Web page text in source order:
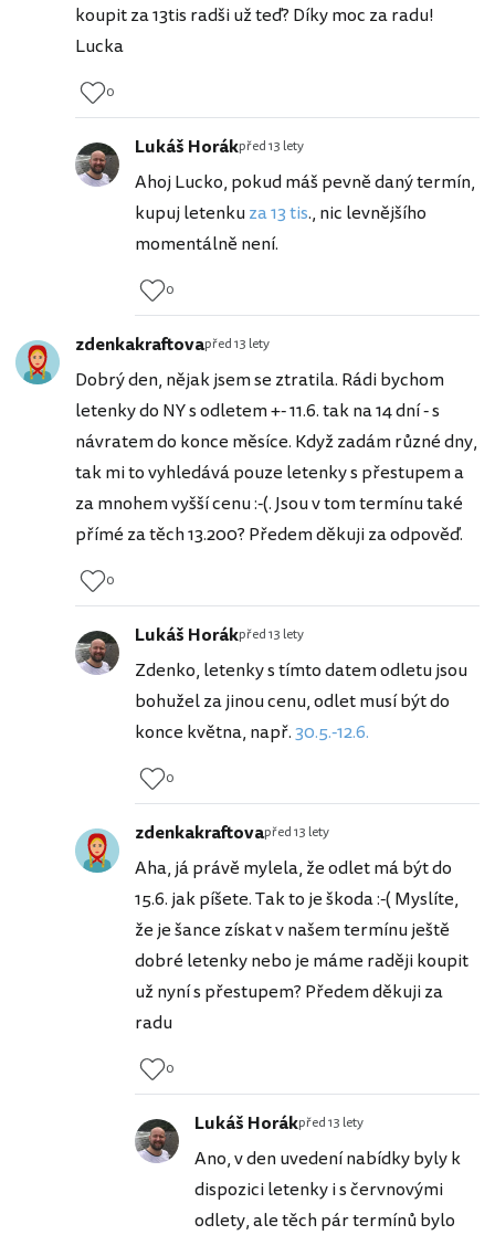
koupit za 13tis radši už teď? Díky moc za radu!
Lucka
0
Lukáš Horákpřed 13 lety
Ahoj Lucko, pokud máš pevně daný termín,
kupuj letenkuza 13 tis., nic levnějšího
momentálně není.
0
zdenkakraftovapřed 13 lety
Dobrý den, nějak jsem se ztratila. Rádi bychom
letenky do NY s odletem +- 11.6. tak na 14 dní - s
návratem do konce měsíce. Když zadám různé dny,
tak mi to vyhledává pouze letenky s přestupem a
za mnohem vyšší cenu :-(. Jsou v tom termínu také
přímé za těch 13.200? Předem děkuji za odpověď.
0
Lukáš Horákpřed 13 lety
Zdenko, letenky s tímto datem odletu jsou
bohužel za jinou cenu, odlet musí být do
konce května, např.30.5.-12.6.
0
zdenkakraftovapřed 13 lety
Aha, já právě mylela, že odlet má být do
15.6. jak píšete. Tak to je škoda :-( Myslíte,
že je šance získat v našem termínu ještě
dobré letenky nebo je máme raději koupit
už nyní s přestupem? Předem děkuji za
radu
0
Lukáš Horákpřed 13 lety
Ano, v den uvedení nabídky byly k
dispozici letenky i s červnovými
odlety, ale těch pár termínů bylo